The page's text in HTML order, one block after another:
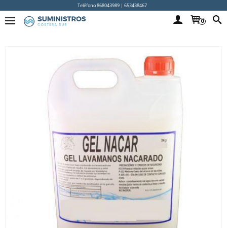
Teléfono 868043989 | 653438467
0